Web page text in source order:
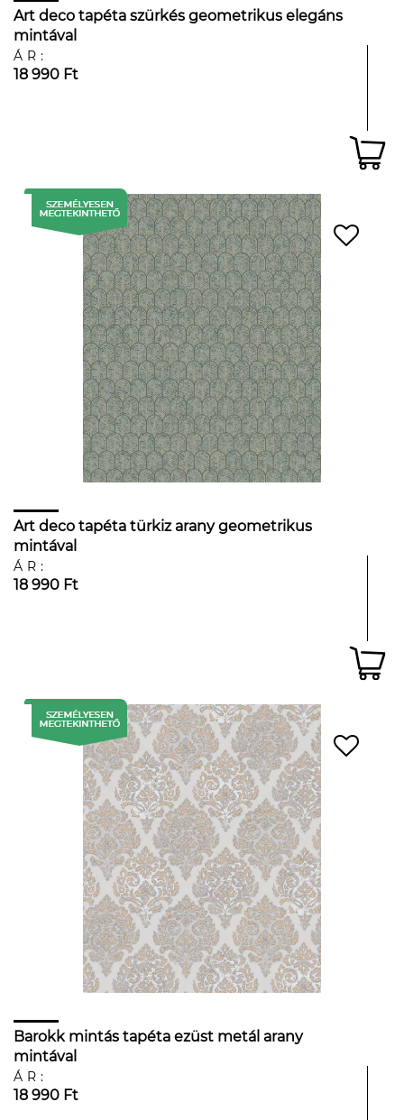
Art deco tapéta szürkés geometrikus elegáns
mintával
ÁR:
18 990 Ft
Art deco tapéta türkiz arany geometrikus
mintával
ÁR:
18 990 Ft
Barokk mintás tapéta ezüst metál arany
mintával
ÁR:
18 990 Ft